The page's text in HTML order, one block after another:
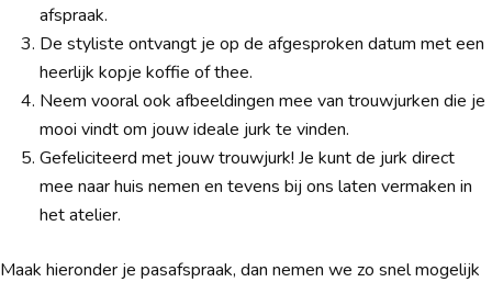
afspraak.
De styliste ontvangt je op de afgesproken datum met een
heerlijk kopje koffie of thee.
Neem vooral ook afbeeldingen mee van trouwjurken die je
mooi vindt om jouw ideale jurk te vinden.
Gefeliciteerd met jouw trouwjurk! Je kunt de jurk direct
mee naar huis nemen en tevens bij ons laten vermaken in
het atelier.
Maak hieronder je pasafspraak, dan nemen we zo snel mogelijk